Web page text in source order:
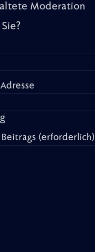
Moderation
Text Ihres Beitrags (erforderlich)